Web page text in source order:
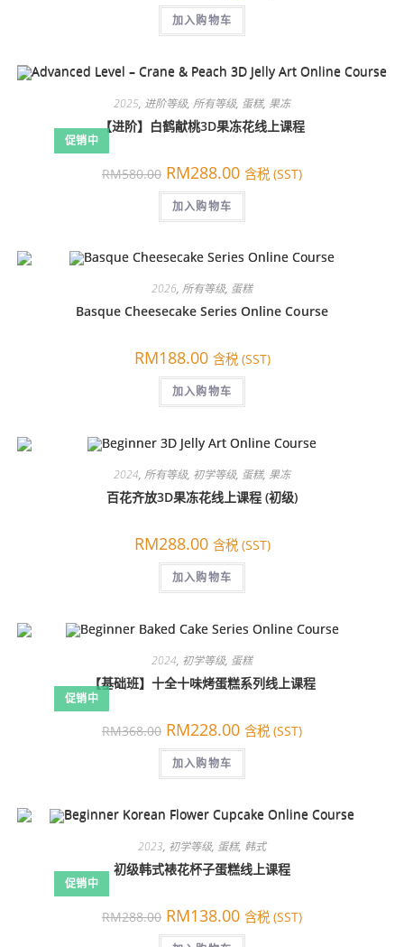
加入购物车
促销中
2025, 进阶等级, 所有等级, 蛋糕, 果冻
【进阶】白鹤献桃3D果冻花线上课程
RM580.00 原
价
为：
RM580.00。
RM288.00当
前
价
为：
含税 (SST)
加入购物车
2026, 所有等级, 蛋糕
Basque Cheesecake Series Online Course
RM188.00 含税 (SST)
加入购物车
2024, 所有等级, 初学等级, 蛋糕, 果冻
百花齐放3D果冻花线上课程 (初级)
RM288.00 含税 (SST)
加入购物车
促销中
2024, 初学等级, 蛋糕
【基础班】十全十味烤蛋糕系列线上课程
RM368.00 原
价
为：
RM368.00。
RM228.00当
前
价
为：
含税 (SST)
加入购物车
促销中
2023, 初学等级, 蛋糕, 韩式
初级韩式裱花杯子蛋糕线上课程
RM288.00 原
价
为：
RM138.00当
前
价
含税 (SST)